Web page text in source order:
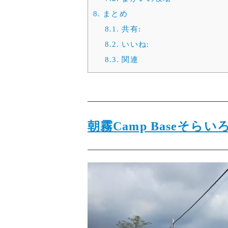
8. まとめ
8.1. 共有:
8.2. いいね:
8.3. 関連
朝霧Camp Baseそらい